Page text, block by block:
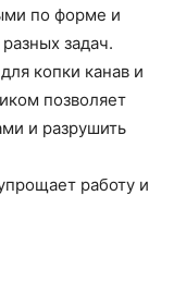
по форме и
задач.
копки канав и
позволяет
и разрушить
работу и